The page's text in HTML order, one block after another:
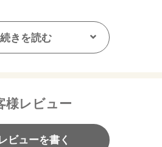
し自然な立体感を
シマリングブラウン
ンなママレードブロンズ
続きを読む
様レビュー
ビューを書く